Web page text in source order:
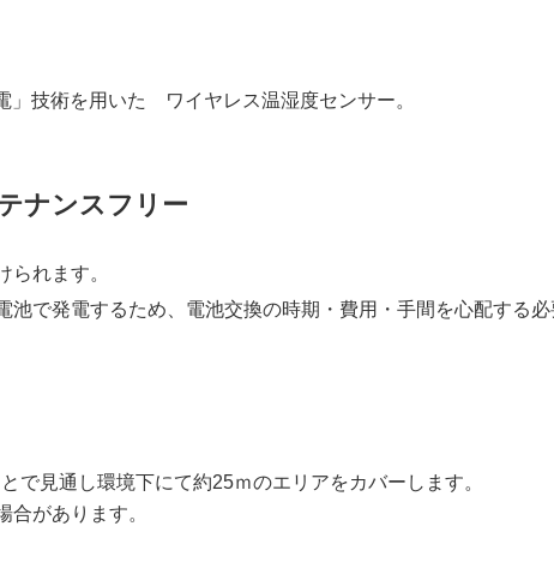
」技術を用いた ワイヤレス温湿度センサー。
ナンスフリー
られます。
池で発電するため、電池交換の時期・費用・手間を心配する
で見通し環境下にて約25ｍのエリアをカバーします。
があります。